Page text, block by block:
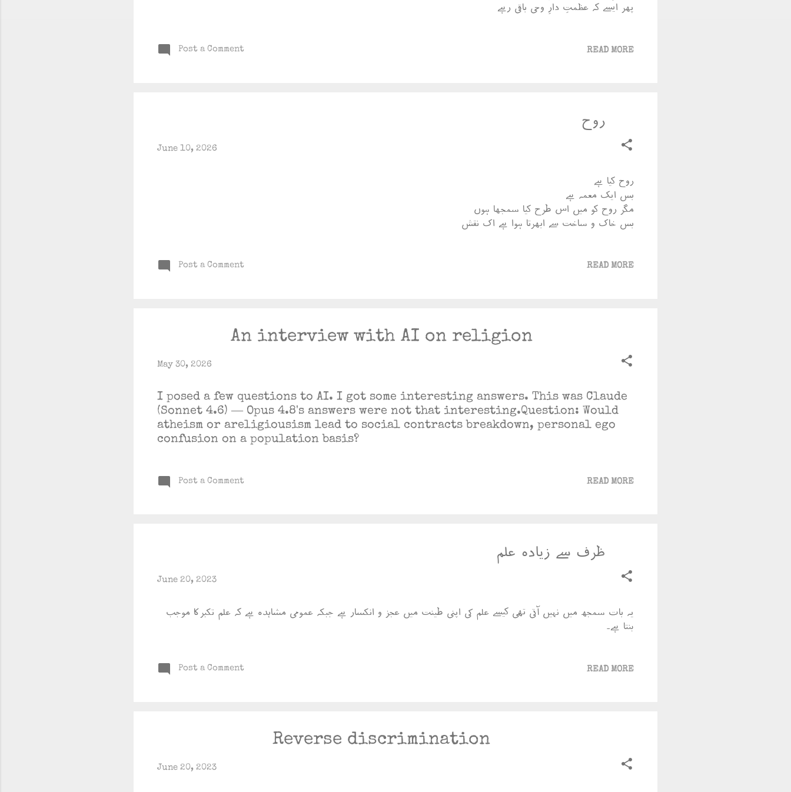
پھر ایسے کہ عظمتِ دارِ وحی باقی رہے
Post a Comment READ MORE
روح
June 10, 2026
روح کیا ہے
بس ایک معمہ ہے
مگر روح کو میں اس طرح کیا سمجھا ہوں
بس خاک و ساخت سے ابھرتا ہوا ہے اک نقش
Post a Comment READ MORE
An interview with AI on religion
May 30, 2026
I posed a few questions to AI. I got some interesting answers. This was Claude
(Sonnet 4.6) — Opus 4.8's answers were not that interesting.Question: Would
atheism or areligiousism lead to social contracts breakdown, personal ego
confusion on a population basis?
Post a Comment READ MORE
ظرف سے زیادہ علم
June 20, 2023
یہ بات سمجھ میں نہیں آتی تھی کیسے علم کی اپنی طینت میں عجز و انکسار ہے جبکہ عمومی مشاہدہ ہے کہ علم تکبرکا موجب
بنتا ہے۔
Post a Comment READ MORE
Reverse discrimination
June 20, 2023